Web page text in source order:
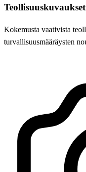
Teollisuuskuvaukset
Kokemusta vaativista
turvallisuusmääräysten